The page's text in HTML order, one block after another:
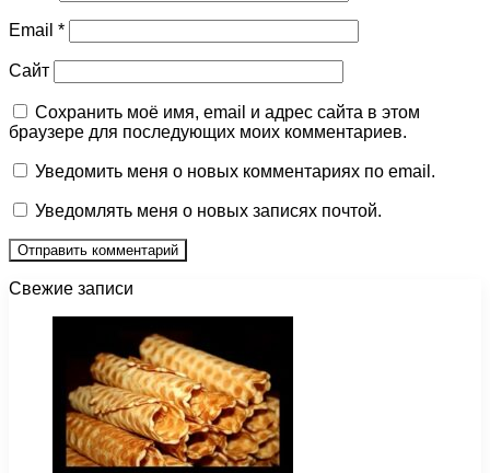
Email *
Сайт
Сохранить моё имя, email и адрес сайта в этом
браузере для последующих моих комментариев.
Уведомить меня о новых комментариях по email.
Уведомлять меня о новых записях почтой.
Свежие записи